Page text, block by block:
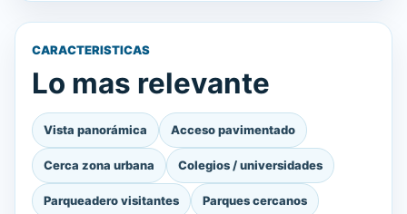
CARACTERISTICAS
Lo mas relevante
Vista panorámica Acceso pavimentado
Cerca zona urbana Colegios / universidades
Parqueadero visitantes Parques cercanos